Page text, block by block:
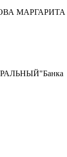
МАРГАРИТА